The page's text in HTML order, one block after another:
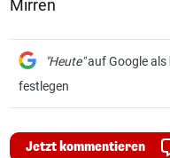
Mirren
"Heute"auf Google als
festlegen
Jetzt kommentieren